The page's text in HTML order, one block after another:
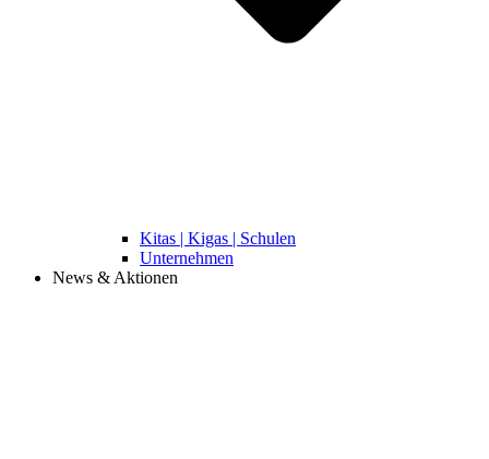
Kitas | Kigas | Schulen
Unternehmen
News & Aktionen